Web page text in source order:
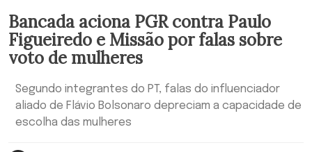
Bancada aciona PGR contra Paulo
Figueiredo e Missão por falas sobre
voto de mulheres
Segundo integrantes do PT, falas do influenciador
aliado de Flávio Bolsonaro depreciam a capacidade de
escolha das mulheres